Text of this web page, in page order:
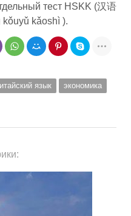
тест HSKK (汉语
kǎoshì ).
язык
экономика